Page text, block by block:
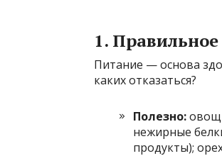
1.
Питание — основа
каких отказаться?
Полезно:
нежирные
продукты);